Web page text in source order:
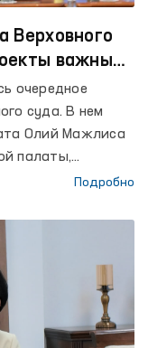
Верховного
важных
очередное
суда. В нем
Олий Мажлиса
палаты,
по правам
(Детский
суда и судов
Комитета по
судей,
Подробно